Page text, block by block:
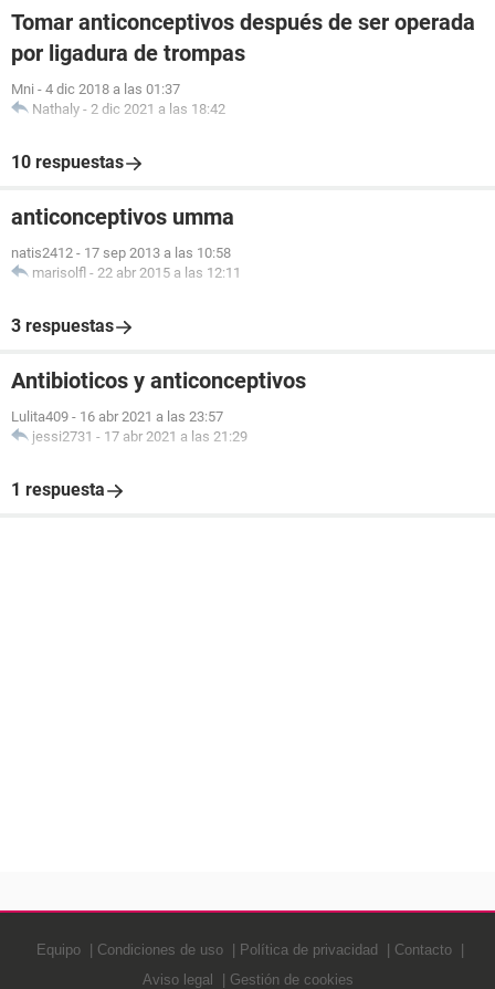
Tomar anticonceptivos después de ser operada
por ligadura de trompas
Mni - 4 dic 2018 a las 01:37
Nathaly - 2 dic 2021 a las 18:42
10 respuestas
anticonceptivos umma
natis2412 - 17 sep 2013 a las 10:58
marisolfl - 22 abr 2015 a las 12:11
3 respuestas
Antibioticos y anticonceptivos
Lulita409 - 16 abr 2021 a las 23:57
jessi2731 - 17 abr 2021 a las 21:29
1 respuesta
Equipo Condiciones de uso Política de privacidad
Contacto
Aviso legal
Gestión de cookies